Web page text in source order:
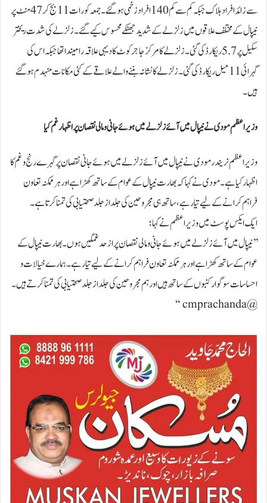
سے زائد افراد ہلاک جبکہ کم سے کم 140 افراد زخمی ہوگئے۔ جمعہ کو رات11 بج کر 47 منٹ پر
نیپال کے مختلف علاقوں میں زلزلے کے شدید جھٹکے محسوس کیے گئے۔زلزلے کی شدت ریختر
سکیل پر 5.7 ریکارڈ کی گئی۔ زلزلے کا مرکز جاجرکوٹ کا دیہی علاقہ رامیندا تھا جبکہ اس کی
گہرائی 11 میل ریکارڈ کی گئی۔زلزلے کا نشانہ بننے والے علاقے کے کئی مکانات منہدم ہو گئے
ہیں۔
وزیر اعظم مودی نے نیپال میں آئے زلزلے میں ہوئے جانی و مالی نقصان پر اظہار غم کیا
وزیر اعظم نریندر مودی نے نیپال میں آئے زلزلے میں ہوئے جانی نقصان پر گہرے رنج و غم کا
اظہار کیا ہے۔مودی نے کہا کہ بھارت نیپال کے عوام کے ساتھ کھڑا ہے اور ہر ممکنہ تعاون
فراہم کرانے کے لیے تیار ہے، ساتھ ہی مجروحین کی جلد از جلد صحتیابی کی تمنا کرتا ہے۔
ایک ایکس پوسٹ میں وزیر اعظم نے کہا؛
’’نیپال میں آئے زلزلے میں ہوئے جانی و مالی نقصان پر ازحد غمگین ہوں۔ بھارت نیپال کے
عوام کے ساتھ کھڑا ہے اور ہر ممکنہ تعاون فراہم کرانے کے لیے تیار ہے۔ ہمارے خیالات و
احساسات سوگوار کنبوں کے ساتھ ہیں اور ہم مجروحین کی جلد از جلد صحتیابی کی تمنا کرتے ہیں۔
@cmprachanda ‘‘